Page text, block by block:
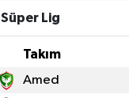
Süper Lig
Takım
Amed